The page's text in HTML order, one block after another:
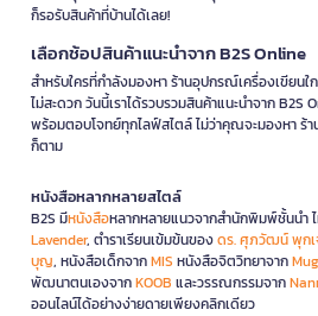
ก็รอรับสินค้าที่บ้านได้เลย!
เลือกช้อปสินค้าแนะนำจาก B2S Online
สำหรับใครที่กำลังมองหา ร้านอุปกรณ์เครื่องเขียนใ
ไม่สะดวก วันนี้เราได้รวบรวมสินค้าแนะนำจาก B2S
พร้อมตอบโจทย์ทุกไลฟ์สไตล์ ไม่ว่าคุณจะมองหา ร้
ก็ตาม
หนังสือหลากหลายสไตล์
B2S มีหนังสือหลากหลายแนวจากสำนักพิมพ์ชั้นนำ
Lavender, ตำราเรียนเข้มข้นของดร. ศุภวัฒน์ พุก
บุญ, หนังสือเด็กจากMIS หนังสือจิตวิทยาจาก
พัฒนาตนเองจากKOOB และวรรณกรรมจาก
ออนไลน์ได้อย่างง่ายดายเพียงคลิกเดียว